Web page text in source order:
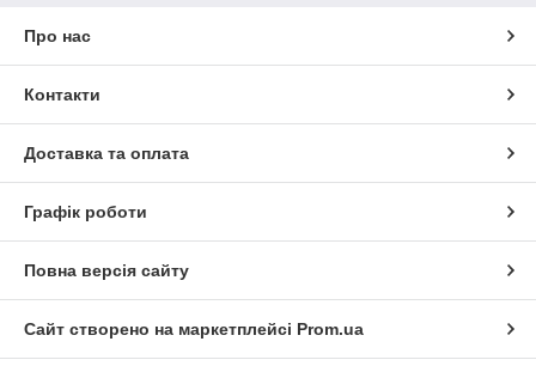
Про нас
Контакти
Доставка та оплата
Графік роботи
Повна версія сайту
Сайт створено на маркетплейсі Prom.ua